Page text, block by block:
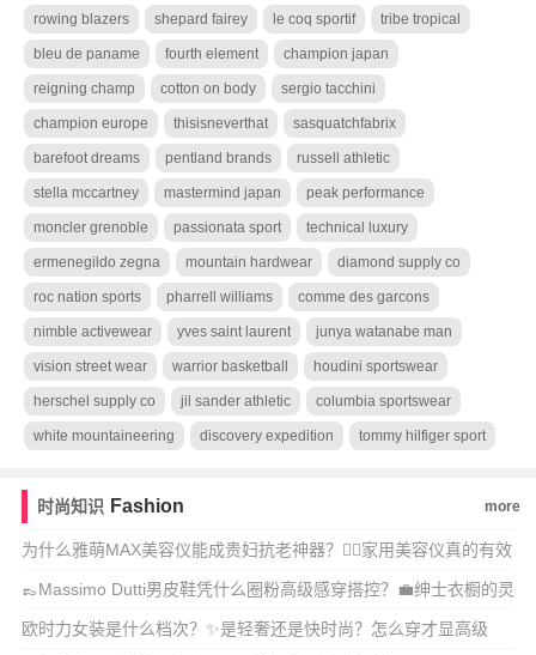
rowing blazers shepard fairey le coq sportif tribe tropical
bleu de paname fourth element champion japan
reigning champ cotton on body sergio tacchini
champion europe thisisneverthat sasquatchfabrix
barefoot dreams pentland brands russell athletic
stella mccartney mastermind japan peak performance
moncler grenoble passionata sport technical luxury
ermenegildo zegna mountain hardwear diamond supply co
roc nation sports pharrell williams comme des garcons
nimble activewear yves saint laurent junya watanabe man
vision street wear warrior basketball houdini sportswear
herschel supply co jil sander athletic columbia sportswear
white mountaineering discovery expedition tommy hilfiger sport
时尚知识 Fashion more
为什么雅萌MAX美容仪能成贵妇抗老神器？💆‍♀️家用美容仪真的有效
吗？🔥
👞Massimo Dutti男皮鞋凭什么圈粉高级感穿搭控？💼绅士衣橱的灵
魂单
欧时力女装是什么档次？✨是轻奢还是快时尚？怎么穿才显高级